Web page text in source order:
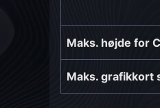
Maks. højde for
Maks. grafikkort